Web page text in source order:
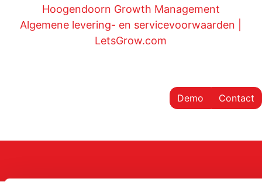
Hoogendoorn Growth Management
Algemene levering- en servicevoorwaarden |
LetsGrow.com
Demo Contact